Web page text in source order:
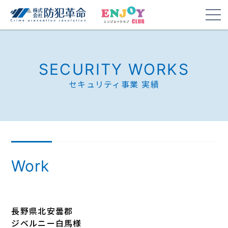
SECURITY WORKS
セキュリティ事業 実績
Work
長野県北安曇郡
ジベルニー白馬様